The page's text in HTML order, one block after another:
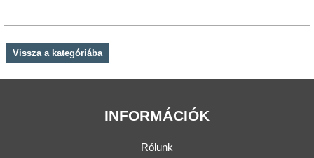
Vissza a kategóriába
INFORMÁCIÓK
Rólunk